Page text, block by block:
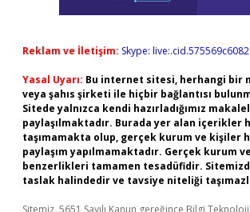
Reklam ve İletişim: Skype:
Yasal Uyarı: Bu internet sitesi, herhangi bir
veya şahıs şirketi ile hiçbir bağlantısı
Sitede yalnızca kendi hazırladığımız
paylaşılmaktadır. Burada yer alan içerikler
taşımamakta olup, gerçek kurum ve kişiler
paylaşım yapılmamaktadır. Gerçek kurum
benzerlikleri tamamen tesadüfidir.
taslak halindedir ve tavsiye niteliği
Sitemiz, 5651 Sayılı Kanun gereğince Bilgi